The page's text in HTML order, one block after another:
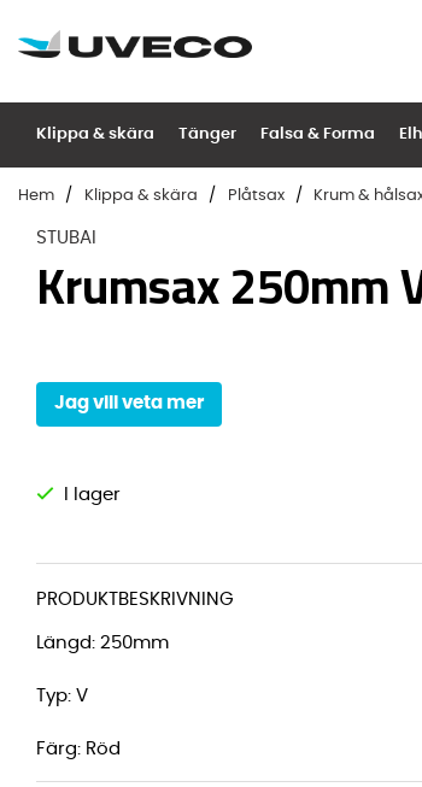
Klippa & skära Tänger Falsa & Forma
Hem Klippa & skära Plåtsax Krum &
STUBAI
Krumsax 250mm
Jag vill veta mer
PRODUKTBESKRIVNING
Längd: 250mm
Typ: V
Färg: Röd